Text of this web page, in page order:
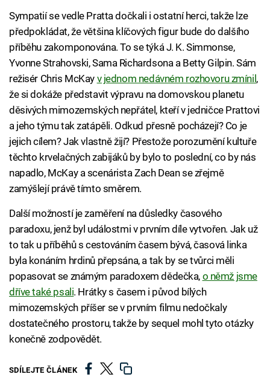
Sympatií se vedle Pratta dočkali i ostatní herci, takže lze
předpokládat, že většina klíčových figur bude do dalšího
příběhu zakomponována. To se týká J. K. Simmonse,
Yvonne Strahovski, Sama Richardsona a Betty Gilpin. Sám
režisér Chris McKay v jednom nedávném rozhovoru zmínil,
že si dokáže představit výpravu na domovskou planetu
děsivých mimozemských nepřátel, kteří v jedničce Prattovi
a jeho týmu tak zatápěli. Odkud přesně pocházejí? Co je
jejich cílem? Jak vlastně žijí? Přestože porozumění kultuře
těchto krvelačných zabijáků by bylo to poslední, co by nás
napadlo, McKay a scenárista Zach Dean se zřejmě
zamýšlejí právě tímto směrem.
Další možností je zaměření na důsledky časového
paradoxu, jenž byl událostmi v prvním díle vytvořen. Jak už
to tak u příběhů s cestováním časem bývá, časová linka
byla konáním hrdinů přepsána, a tak by se tvůrci měli
popasovat se známým paradoxem dědečka, o němž jsme
dříve také psali. Hrátky s časem i původ bílých
mimozemských příšer se v prvním filmu nedočkaly
dostatečného prostoru, takže by sequel mohl tyto otázky
konečně zodpovědět.
SDÍLEJTE ČLÁNEK